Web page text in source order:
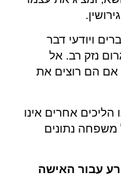
ויודעי דבר
נזק רב. אל
אם הם רוצים את
אחרים אינו
משפחה נתונים
רע עבור האישה